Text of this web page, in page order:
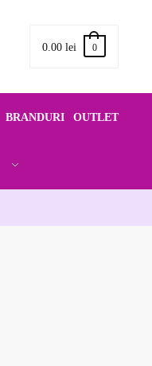
0.00lei 0
BRANDURI OUTLET